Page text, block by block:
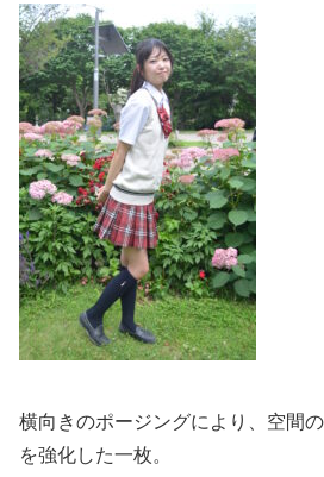
横向きのポージングにより、空間
を強化した一枚。